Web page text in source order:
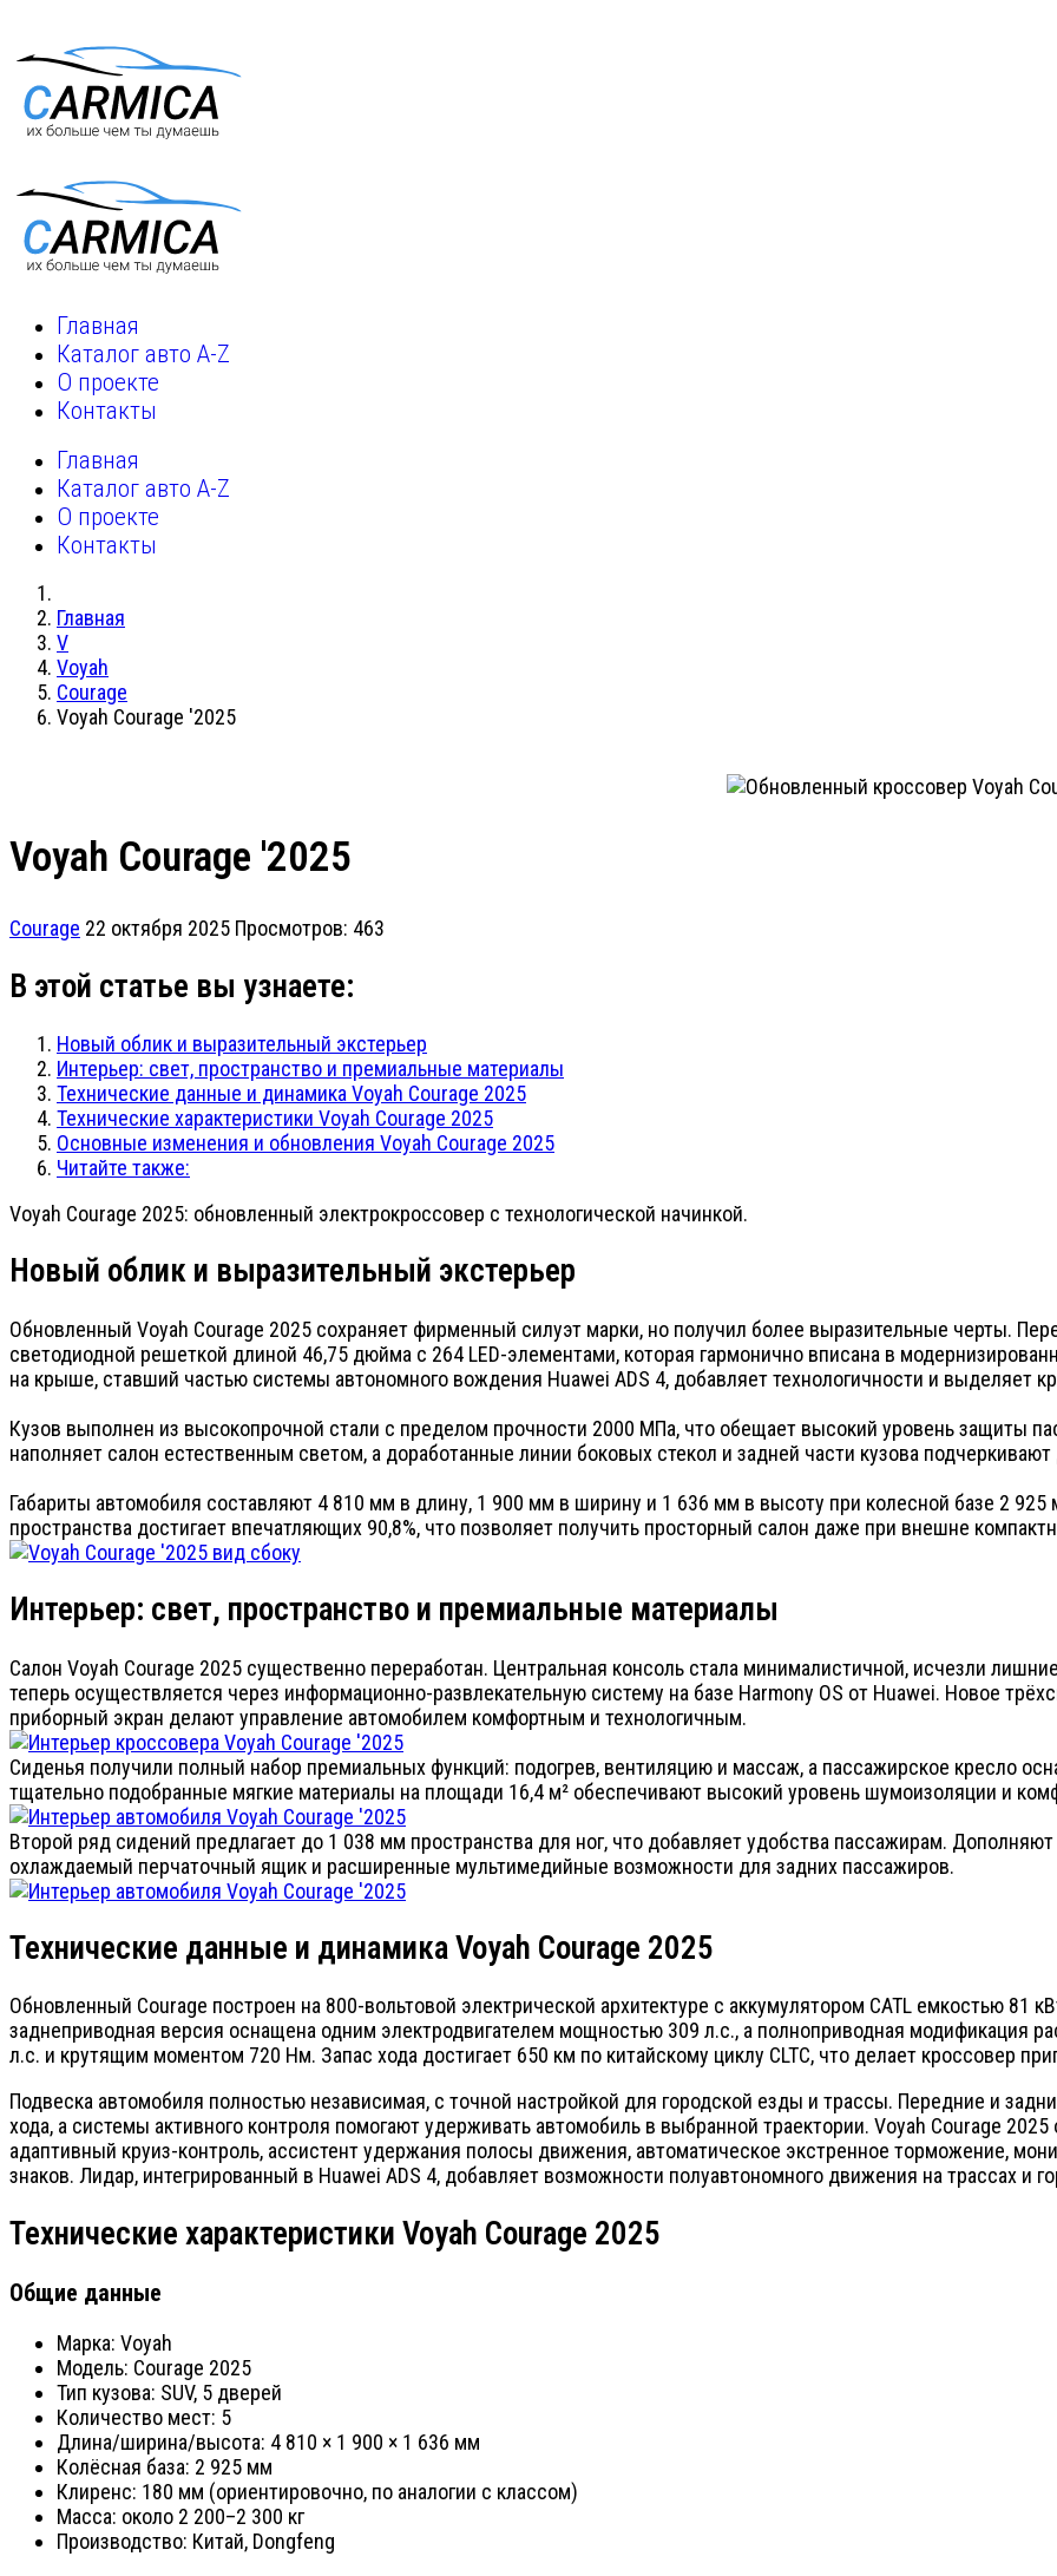
Главная
Каталог авто A-Z
О проекте
Контакты
Главная
Каталог авто A-Z
О проекте
Контакты
Главная
V
Voyah
Courage
Voyah Courage '2025
Voyah Courage '2025
Courage 22 октября 2025 Просмотров: 463
В этой статье вы узнаете:
Новый облик и выразительный экстерьер
Интерьер: свет, пространство и премиальные материалы
Технические данные и динамика Voyah Courage 2025
Технические характеристики Voyah Courage 2025
Основные изменения и обновления Voyah Courage 2025
Читайте также:
Voyah Courage 2025: обновленный электрокроссовер с технологической начинкой.
Новый облик и выразительный экстерьер
Обновленный Voyah Courage 2025 сохраняет фирменный силуэт марки, но получил более выразительные черты.
светодиодной решеткой длиной 46,75 дюйма с 264 LED-элементами, которая гармонично вписана в
на крыше, ставший частью системы автономного вождения Huawei ADS 4, добавляет технологичности и выделяет
Кузов выполнен из высокопрочной стали с пределом прочности 2000 МПа, что обещает высокий уровень защиты
наполняет салон естественным светом, а доработанные линии боковых стекол и задней части кузова
Габариты автомобиля составляют 4 810 мм в длину, 1 900 мм в ширину и 1 636 мм в высоту при колесной базе 2
пространства достигает впечатляющих 90,8%, что позволяет получить просторный салон даже при внешне
Интерьер: свет, пространство и премиальные материалы
Салон Voyah Courage 2025 существенно переработан. Центральная консоль стала минималистичной, исчезли
теперь осуществляется через информационно-развлекательную систему на базе Harmony OS от Huawei. Новое
приборный экран делают управление автомобилем комфортным и технологичным.
Сиденья получили полный набор премиальных функций: подогрев, вентиляцию и массаж, а пассажирское кресло
тщательно подобранные мягкие материалы на площади 16,4 м² обеспечивают высокий уровень шумоизоляции и
Второй ряд сидений предлагает до 1 038 мм пространства для ног, что добавляет удобства пассажирам.
охлаждаемый перчаточный ящик и расширенные мультимедийные возможности для задних пассажиров.
Технические данные и динамика Voyah Courage 2025
Обновленный Courage построен на 800-вольтовой электрической архитектуре с аккумулятором CATL емкостью 81
заднеприводная версия оснащена одним электродвигателем мощностью 309 л.с., а полноприводная модификация
л.с. и крутящим моментом 720 Нм. Запас хода достигает 650 км по китайскому циклу CLTC, что делает кроссовер
Подвеска автомобиля полностью независимая, с точной настройкой для городской езды и трассы. Передние и
хода, а системы активного контроля помогают удерживать автомобиль в выбранной траектории. Voyah Courage
адаптивный круиз-контроль, ассистент удержания полосы движения, автоматическое экстренное торможение,
знаков. Лидар, интегрированный в Huawei ADS 4, добавляет возможности полуавтономного движения на трассах и
Технические характеристики Voyah Courage 2025
Общие данные
Марка: Voyah
Модель: Courage 2025
Тип кузова: SUV, 5 дверей
Количество мест: 5
Длина/ширина/высота: 4 810 × 1 900 × 1 636 мм
Колёсная база: 2 925 мм
Клиренс: 180 мм (ориентировочно, по аналогии с классом)
Масса: около 2 200–2 300 кг
Производство: Китай, Dongfeng